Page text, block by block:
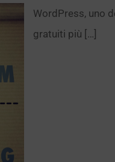
WordPress, uno
gratuiti più […]